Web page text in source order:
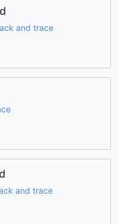
and trace
and trace